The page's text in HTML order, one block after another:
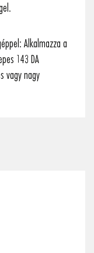
Alkalmazza a
143 DA
vagy nagy